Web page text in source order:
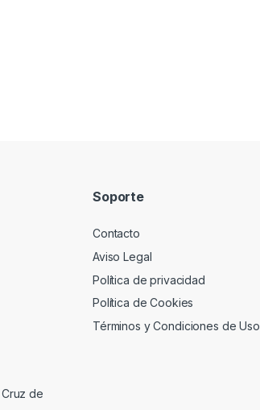
de
Soporte
Contacto
Aviso Legal
Política de privacidad
Política de Cookies
Términos y Condiciones de Uso